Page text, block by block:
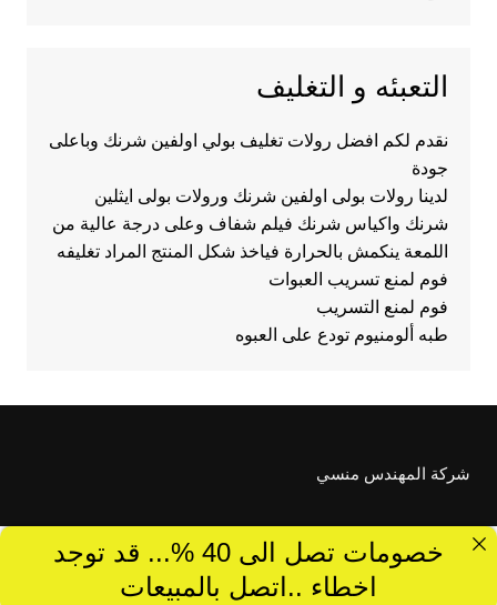
التعبئه و التغليف
نقدم لكم افضل رولات تغليف بولي اولفين شرنك وباعلى
جودة
لدينا رولات بولى اولفين شرنك ورولات بولى ايثلين
شرنك واكياس شرنك فيلم شفاف وعلى درجة عالية من
اللمعة ينكمش بالحرارة فياخذ شكل المنتج المراد تغليفه
فوم لمنع تسريب العبوات
فوم لمنع التسريب
طبه ألومنيوم تودع على العبوه
شركة المهندس منسي
خصومات تصل الى 40 %... قد توجد
اخطاء ..اتصل بالمبيعات